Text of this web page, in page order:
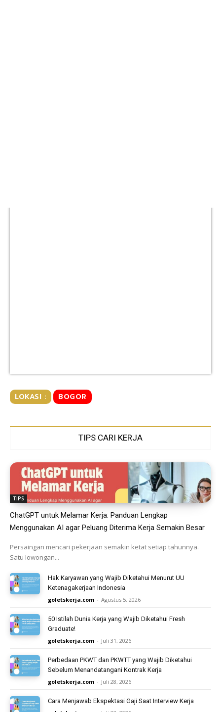
LOKASI : BOGOR
TIPS CARI KERJA
TIPS
ChatGPT untuk Melamar Kerja: Panduan Lengkap
Menggunakan AI agar Peluang Diterima Kerja Semakin Besar
Persaingan mencari pekerjaan semakin ketat setiap tahunnya.
Satu lowongan...
Hak Karyawan yang Wajib Diketahui Menurut UU
Ketenagakerjaan Indonesia
goletskerja.com - Agustus 5, 2026
50 Istilah Dunia Kerja yang Wajib Diketahui Fresh
Graduate!
goletskerja.com - Juli 31, 2026
Perbedaan PKWT dan PKWTT yang Wajib Diketahui
Sebelum Menandatangani Kontrak Kerja
goletskerja.com - Juli 28, 2026
Cara Menjawab Ekspektasi Gaji Saat Interview Kerja